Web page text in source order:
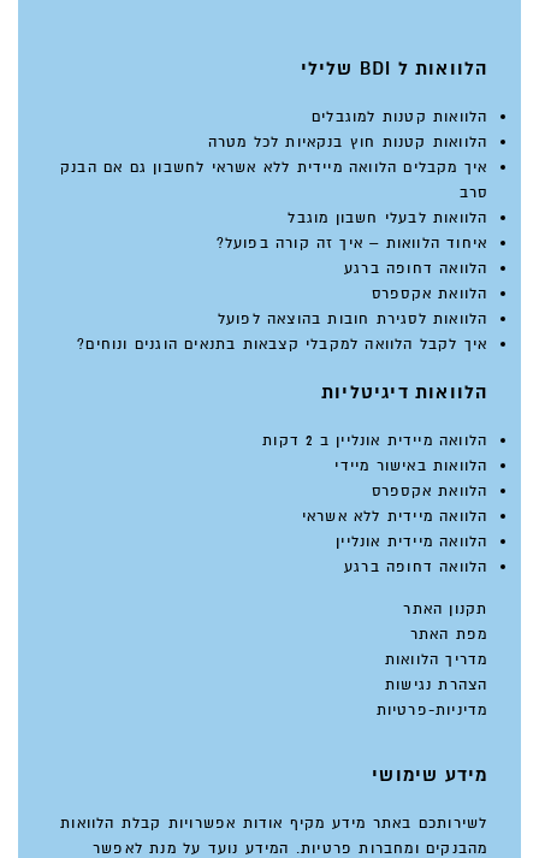
הלוואות ל BDI שלילי
הלוואות קטנות למוגבלים
הלוואות קטנות חוץ בנקאיות לכל מטרה
איך מקבלים הלוואה מיידית ללא אשראי לחשבון גם אם הבנק
סרב
הלוואות לבעלי חשבון מוגבל
איחוד הלוואות – איך זה קורה בפועל?
הלוואה דחופה ברגע
הלוואת אקספרס
הלוואות לסגירת חובות בהוצאה לפועל
איך לקבל הלוואה למקבלי קצבאות בתנאים הוגנים ונוחים?
הלוואות דיגיטליות
הלוואה מיידית אונליין ב 2 דקות
הלוואות באישור מיידי
הלוואת אקספרס
הלוואה מיידית ללא אשראי
הלוואה מיידית אונליין
הלוואה דחופה ברגע
תקנון האתר
מפת האתר
מדריך הלוואות
הצהרת נגישות
מדיניות-פרטיות
מידע שימושי
לשירותכם באתר מידע מקיף אודות אפשרויות קבלת הלוואות
מהבנקים ומחברות פרטיות. המידע נועד על מנת לאפשר